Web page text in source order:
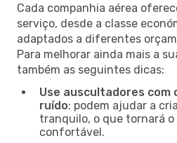
Cada companhia aérea
serviço, desde a classe
adaptados a diferentes
Para melhorar ainda mais a
também as seguintes dicas:
Use auscultadores com
ruído: podem ajudar a
tranquilo, o que tornará o
confortável.